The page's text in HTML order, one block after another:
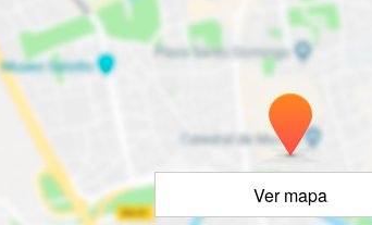
Ver mapa